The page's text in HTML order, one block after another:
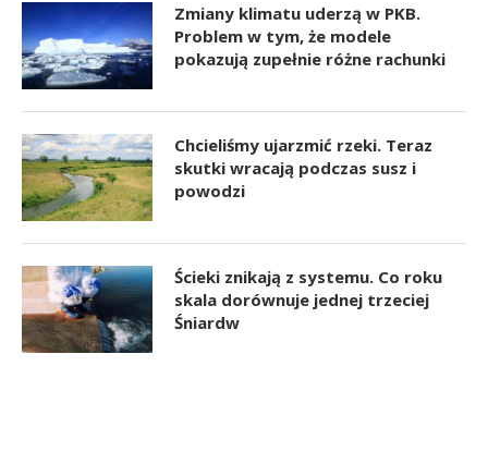
Zmiany klimatu uderzą w PKB.
Problem w tym, że modele
pokazują zupełnie różne rachunki
Chcieliśmy ujarzmić rzeki. Teraz
skutki wracają podczas susz i
powodzi
Ścieki znikają z systemu. Co roku
skala dorównuje jednej trzeciej
Śniardw